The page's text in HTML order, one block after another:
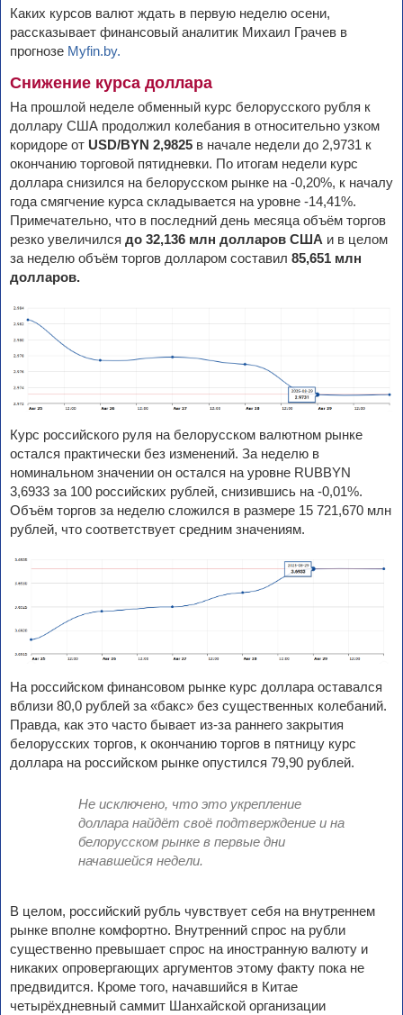
Каких курсов валют ждать в первую неделю осени,
рассказывает финансовый аналитик Михаил Грачев в
прогнозе Myfin.by.
Снижение курса доллара
На прошлой неделе обменный курс белорусского рубля к
доллару США продолжил колебания в относительно узком
коридоре от USD/BYN 2,9825 в начале недели до 2,9731 к
окончанию торговой пятидневки. По итогам недели курс
доллара снизился на белорусском рынке на -0,20%, к началу
года смягчение курса складывается на уровне -14,41%.
Примечательно, что в последний день месяца объём торгов
резко увеличился до 32,136 млн долларов США и в целом
за неделю объём торгов долларом составил 85,651 млн
долларов.
Курс российского руля на белорусском валютном рынке
остался практически без изменений. За неделю в
номинальном значении он остался на уровне RUBBYN
3,6933 за 100 российских рублей, снизившись на -0,01%.
Объём торгов за неделю сложился в размере 15 721,670 млн
рублей, что соответствует средним значениям.
На российском финансовом рынке курс доллара оставался
вблизи 80,0 рублей за «бакс» без существенных колебаний.
Правда, как это часто бывает из-за раннего закрытия
белорусских торгов, к окончанию торгов в пятницу курс
доллара на российском рынке опустился 79,90 рублей.
Не исключено, что это укрепление
доллара найдёт своё подтверждение и на
белорусском рынке в первые дни
начавшейся недели.
В целом, российский рубль чувствует себя на внутреннем
рынке вполне комфортно. Внутренний спрос на рубли
существенно превышает спрос на иностранную валюту и
никаких опровергающих аргументов этому факту пока не
предвидится. Кроме того, начавшийся в Китае
четырёхдневный саммит Шанхайской организации